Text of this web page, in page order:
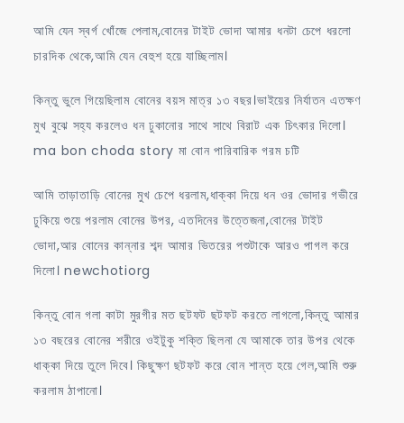
আমি যেন স্বর্গ খোঁজে পেলাম,বোনের টাইট ভোদা আমার ধনটা চেপে ধরলো
চারদিক থেকে,আমি যেন বেহুশ হয়ে যাচ্ছিলাম।
কিন্তু ভুলে গিয়েছিলাম বোনের বয়স মাত্র ১৩ বছর।ভাইয়ের নির্যাতন এতক্ষণ
মুখ বুঝে সহ্য করলেও ধন ঢুকানোর সাথে সাথে বিরাট এক চিৎকার দিলো।
ma bon choda story মা বোন পারিবারিক গরম চটি
আমি তাড়াতাড়ি বোনের মুখ চেপে ধরলাম,ধাক্কা দিয়ে ধন ওর ভোদার গভীরে
ঢুকিয়ে শুয়ে পরলাম বোনের উপর, এতদিনের উত্তেজনা,বোনের টাইট
ভোদা,আর বোনের কান্নার শব্দ আমার ভিতরের পশুটাকে আরও পাগল করে
দিলো। newchotiorg
কিন্তু বোন গলা কাটা মুরগীর মত ছটফট ছটফট করতে লাগলো,কিন্তু আমার
১৩ বছরের বোনের শরীরে ওইটুকু শক্তি ছিলনা যে আমাকে তার উপর থেকে
ধাক্কা দিয়ে তুলে দিবে। কিছুক্ষণ ছটফট করে বোন শান্ত হয়ে গেল,আমি শুরু
করলাম ঠাপানো।